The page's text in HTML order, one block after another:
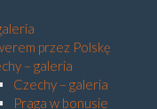
przez Polskę
– galeria
Czechy – galeria
Praga w bonusie